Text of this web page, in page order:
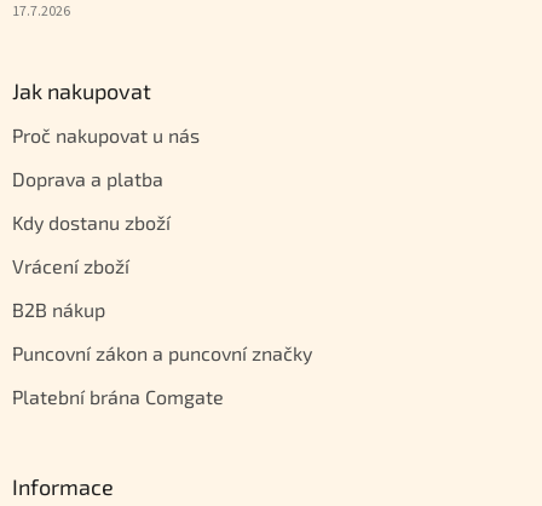
17.7.2026
Jak nakupovat
Proč nakupovat u nás
Doprava a platba
Kdy dostanu zboží
Vrácení zboží
B2B nákup
Puncovní zákon a puncovní značky
Platební brána Comgate
Informace